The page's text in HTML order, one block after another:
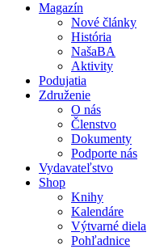
Magazín
Nové články
História
NašaBA
Aktivity
Podujatia
Združenie
O nás
Členstvo
Dokumenty
Podporte nás
Vydavateľstvo
Shop
Knihy
Kalendáre
Výtvarné diela
Pohľadnice